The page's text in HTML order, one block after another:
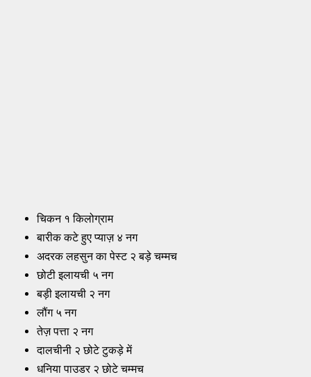
चिकन १ किलोग्राम
बारीक कटे हुए प्याज़ ४ नग
अदरक लहसुन का पेस्ट २ बड़े चम्मच
छोटी इलायची ५ नग
बड़ी इलायची २ नग
लौंग ५ नग
तेज़ पत्ता २ नग
दालचीनी २ छोटे टुकड़े में
धनिया पाउडर २ छोटे चम्मच